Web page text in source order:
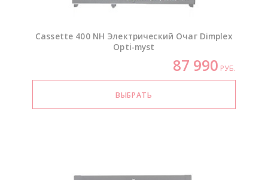
Cassette 400 NH Электрический Очаг Dimplex
Opti-myst
87 990 РУБ.